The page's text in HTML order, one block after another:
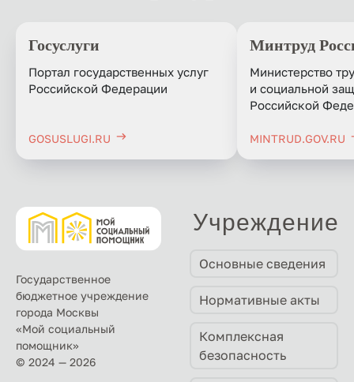
Госуслуги
Портал государственных услуг
Российской Федерации
GOSUSLUGI.RU
Минтруд
Министерство
и социальной
Российской
MINTRUD.GOV.RU
Государственное
бюджетное учреждение
города Москвы
«Мой социальный
помощник»
© 2024 — 2026
Учреждение
Основные сведения
Нормативные акты
Комплексная
безопасность